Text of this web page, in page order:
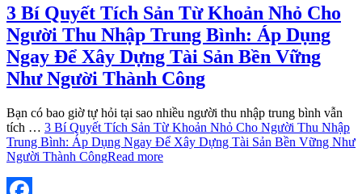
3 Bí Quyết Tích Sản Từ Khoản Nhỏ Cho
Người Thu Nhập Trung Bình: Áp Dụng
Ngay Để Xây Dựng Tài Sản Bền Vững
Như Người Thành Công
Bạn có bao giờ tự hỏi tại sao nhiều người thu nhập trung bình vẫn
tích … 3 Bí Quyết Tích Sản Từ Khoản Nhỏ Cho Người Thu Nhập
Trung Bình: Áp Dụng Ngay Để Xây Dựng Tài Sản Bền Vững Như
Người Thành CôngRead more